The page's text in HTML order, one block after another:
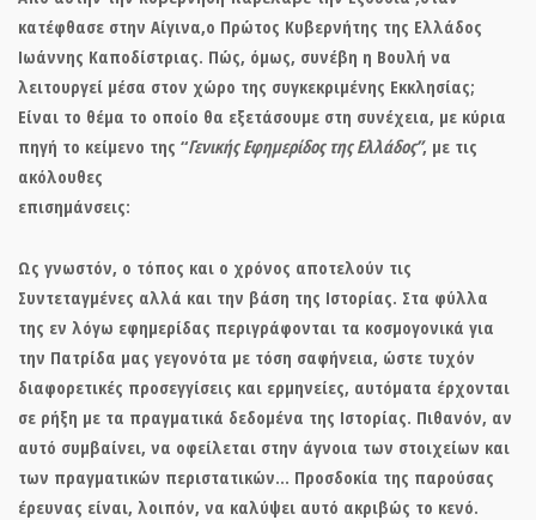
κατέφθασε στην Αίγινα,ο Πρώτος Κυβερνήτης της Ελλάδος
Ιωάννης Καποδίστριας. Πώς, όμως, συνέβη η Βουλή να
λειτουργεί μέσα στον χώρο της συγκεκριμένης Εκκλησίας;
Είναι το θέμα το οποίο θα εξετάσουμε στη συνέχεια, με κύρια
πηγή το κείμενο της “Γενικής Εφημερίδος της Ελλάδος”, με τις
ακόλουθες
Ως γνωστόν, ο τόπος και ο χρόνος αποτελούν τις
Συντεταγμένες αλλά και την βάση της Ιστορίας. Στα φύλλα
της εν λόγω εφημερίδας περιγράφονται τα κοσμογονικά για
την Πατρίδα μας γεγονότα με τόση σαφήνεια, ώστε τυχόν
διαφορετικές προσεγγίσεις και ερμηνείες, αυτόματα έρχονται
σε ρήξη με τα πραγματικά δεδομένα της Ιστορίας. Πιθανόν, αν
αυτό συμβαίνει, να οφείλεται στην άγνοια των στοιχείων και
των πραγματικών περιστατικών… Προσδοκία της παρούσας
έρευνας είναι, λοιπόν, να καλύψει αυτό ακριβώς το κενό.